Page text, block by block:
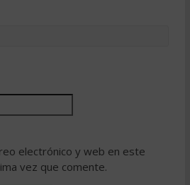
electrónico y web en este
vez que comente.